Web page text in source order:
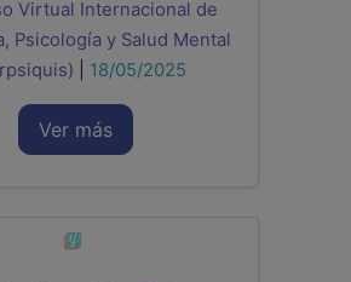
Virtual Internacional de
Psicología y Salud Mental
18/05/2025
Ver más